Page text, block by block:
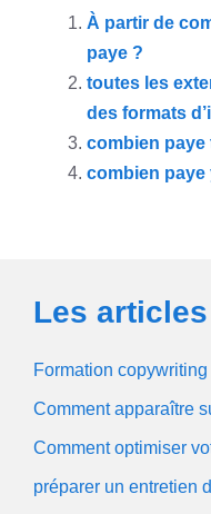
À partir de
paye ?
toutes les
des formats
combien paye
combien paye
Les
Formation
Comment apparaître
Comment optimiser
préparer un entretien